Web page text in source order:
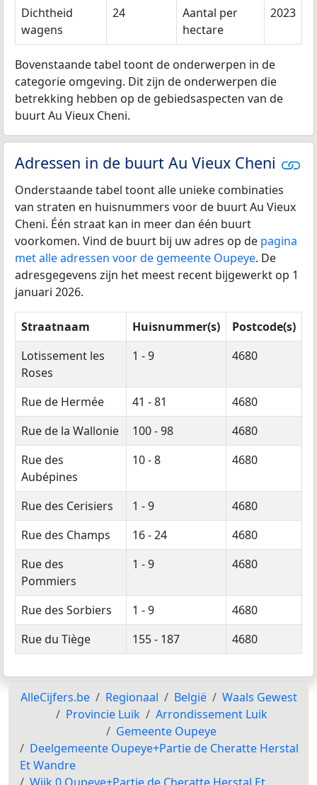
Dichtheid
wagens
24
Aantal per
hectare
2023
Bovenstaande tabel toont de onderwerpen in de
categorie omgeving. Dit zijn de onderwerpen die
betrekking hebben op de gebiedsaspecten van de
buurt Au Vieux Cheni.
Adressen in de buurt Au Vieux Cheni
Onderstaande tabel toont alle unieke combinaties
van straten en huisnummers voor de buurt Au Vieux
Cheni. Één straat kan in meer dan één buurt
voorkomen. Vind de buurt bij uw adres op de pagina
met alle adressen voor de gemeente Oupeye. De
adresgegevens zijn het meest recent bijgewerkt op 1
januari 2026.
Straatnaam Huisnummer(s)
Postcode(s)
Lotissement les
Roses
1 - 9 4680
Rue de Hermée 41 - 81
4680
Rue de la Wallonie
100 - 98
4680
Rue des
Aubépines
10 - 8 4680
Rue des Cerisiers 1 - 9
4680
Rue des Champs
16 - 24
4680
Rue des
Pommiers
1 - 9 4680
Rue des Sorbiers 1 - 9
4680
Rue du Tiège
155 - 187 4680
AlleCijfers.be Regionaal België
Waals Gewest
Provincie Luik
Arrondissement Luik
Gemeente Oupeye
Deelgemeente Oupeye+Partie de Cheratte Herstal
Et Wandre